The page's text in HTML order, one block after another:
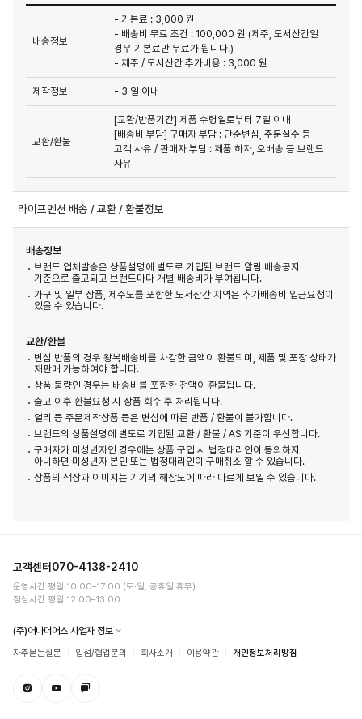
배송정보
- 기본료 : 3,000 원
- 배송비 무료 조건 : 100,000 원 (제주, 도서산간일
경우 기본료만 무료가 됩니다.)
- 제주 / 도서산간 추가비용 : 3,000 원
제작정보 - 3 일 이내
교환/환불
[교환/반품기간] 제품 수령일로부터 7일 이내
[배송비 부담] 구매자 부담 : 단순변심, 주문실수 등
고객 사유 / 판매자 부담 : 제품 하자, 오배송 등 브랜드
사유
라이프멘션 배송 / 교환 / 환불정보
배송정보
브랜드 업체발송은 상품설명에 별도로 기입된 브랜드 알림 배송공지
기준으로 출고되고 브랜드마다 개별 배송비가 부여됩니다.
가구 및 일부 상품, 제주도를 포함한 도서산간 지역은 추가배송비 입금요청이
있을 수 있습니다.
교환/환불
변심 반품의 경우 왕복배송비를 차감한 금액이 환불되며, 제품 및 포장 상태가
재판매 가능하여야 합니다.
상품 불량인 경우는 배송비를 포함한 전액이 환불됩니다.
출고 이후 환불요청 시 상품 회수 후 처리됩니다.
얼리 등 주문제작상품 등은 변심에 따른 반품 / 환불이 불가합니다.
브랜드의 상품설명에 별도로 기입된 교환 / 환불 / AS 기준이 우선합니다.
구매자가 미성년자인 경우에는 상품 구입 시 법정대리인이 동의하지
아니하면 미성년자 본인 또는 법정대리인이 구매취소 할 수 있습니다.
상품의 색상과 이미지는 기기의 해상도에 따라 다르게 보일 수 있습니다.
고객센터 070-4138-2410
운영시간 평일 10:00–17:00 (토·일, 공휴일 휴무)
점심시간 평일 12:00–13:00
(주)어나더어스 사업자 정보
자주묻는질문 입점/협업문의 회사소개 이용약관 개인정보처리방침